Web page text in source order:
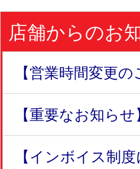
店舗からのお
【営業時間変更の
【重要なお知ら
【インボイス制